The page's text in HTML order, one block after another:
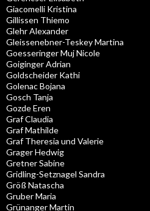
Giacomelli Kristina
Gillissen Thiemo
Glehr Alexander
Gleissenebner-Teskey Martina
Goesseringer Muj Nicole
Goiginger Adrian
Goldscheider Kathi
Golenac Bojana
Gosch Tanja
Gozde Eren
Graf Claudia
Graf Mathilde
Graf Theresia und Valerie
Grager Hedwig
Gretner Sabine
Gridling-Setznagel Sandra
Größ Natascha
Gruber Maria
Grünanger Martin